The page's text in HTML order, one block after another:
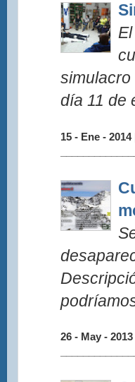
simulacro
día 11 de
15 - Ene - 2014
26 - May - 2013